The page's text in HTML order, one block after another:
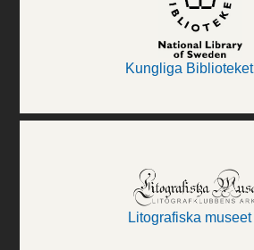
Kungliga Biblioteket
Litografiska museet